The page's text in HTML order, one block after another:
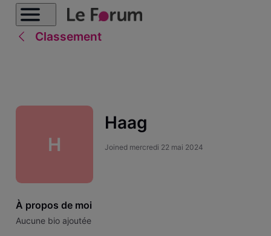
Classement
H
Haag
Joined mercredi 22 mai 2024
À propos de moi
Aucune bio ajoutée